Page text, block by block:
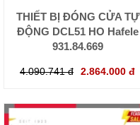
THIẾT BỊ ĐÓNG CỬA TỰ
ĐỘNG DCL51 HO Hafele
931.84.669
4.090.741 đ 2.864.000 đ